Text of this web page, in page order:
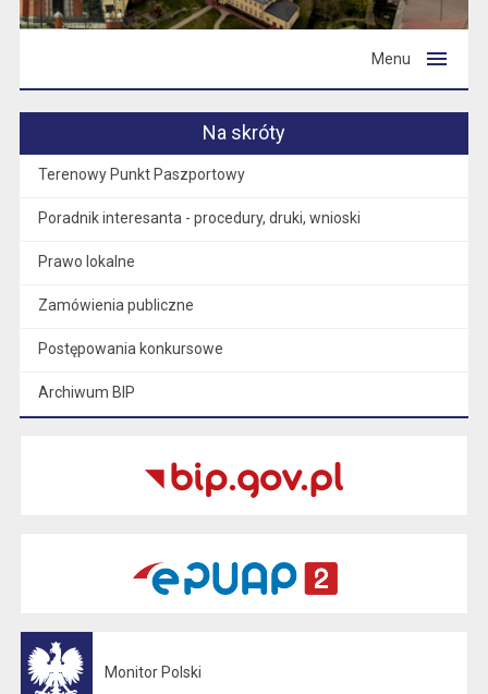
Menu
Na skróty
Terenowy Punkt Paszportowy
Poradnik interesanta - procedury, druki, wnioski
Prawo lokalne
Zamówienia publiczne
Postępowania konkursowe
Archiwum BIP
Monitor Polski